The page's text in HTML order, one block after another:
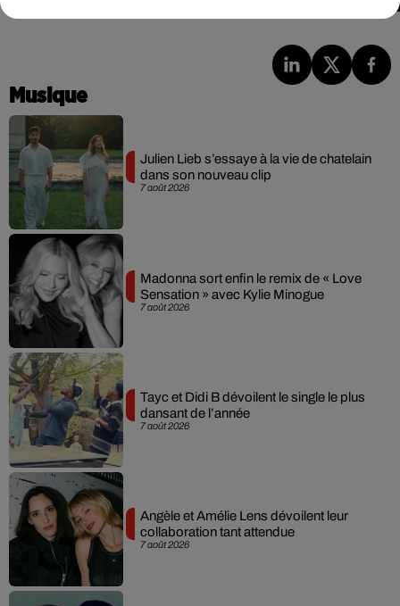
Musique
7 août 2026
Julien Lieb s’essaye à la vie de chatelain
dans son nouveau clip
7 août 2026
Madonna sort enfin le remix de « Love
Sensation » avec Kylie Minogue
7 août 2026
Tayc et Didi B dévoilent le single le plus
dansant de l’année
7 août 2026
Angèle et Amélie Lens dévoilent leur
collaboration tant attendue